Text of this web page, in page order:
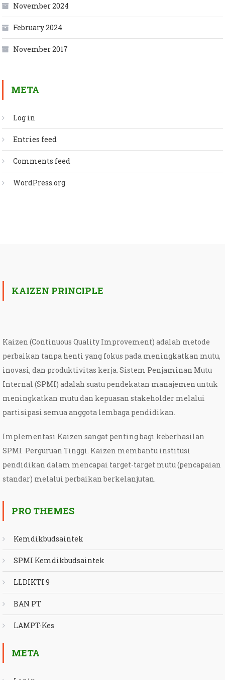
November 2024
February 2024
November 2017
META
Log in
Entries feed
Comments feed
WordPress.org
KAIZEN PRINCIPLE
Kaizen (Continuous Quality Improvement) adalah metode
perbaikan tanpa henti yang fokus pada meningkatkan mutu,
inovasi, dan produktivitas kerja. Sistem Penjaminan Mutu
Internal (SPMI) adalah suatu pendekatan manajemen untuk
meningkatkan mutu dan kepuasan stakeholder melalui
partisipasi semua anggota lembaga pendidikan.
Implementasi Kaizen sangat penting bagi keberhasilan
SPMI Perguruan Tinggi. Kaizen membantu institusi
pendidikan dalam mencapai target-target mutu (pencapaian
standar) melalui perbaikan berkelanjutan.
PRO THEMES
Kemdikbudsaintek
SPMI Kemdikbudsaintek
LLDIKTI 9
BAN PT
LAMPT-Kes
META